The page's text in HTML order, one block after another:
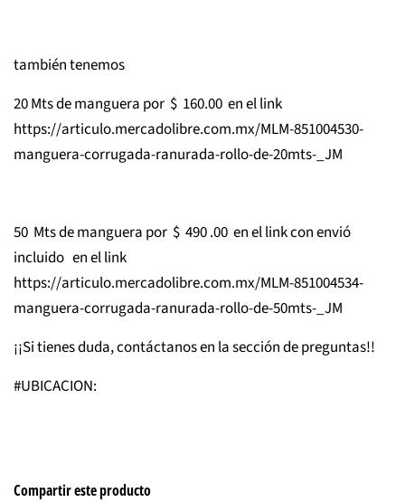
también tenemos
20 Mts de manguera por $ 160.00 en el link
https://articulo.mercadolibre.com.mx/MLM-851004530-
manguera-corrugada-ranurada-rollo-de-20mts-_JM
50 Mts de manguera por $ 490 .00 en el link con envió
incluido en el link
https://articulo.mercadolibre.com.mx/MLM-851004534-
manguera-corrugada-ranurada-rollo-de-50mts-_JM
¡¡Si tienes duda, contáctanos en la sección de preguntas!!
#UBICACION:
Compartir este producto